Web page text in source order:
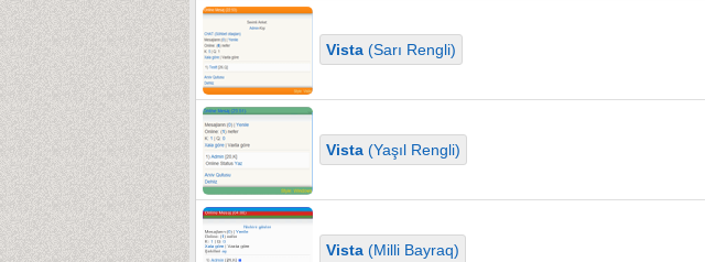
Vista(Sarı Rengli)
Vista(Yaşıl Rengli)
Vista(Milli Bayraq)